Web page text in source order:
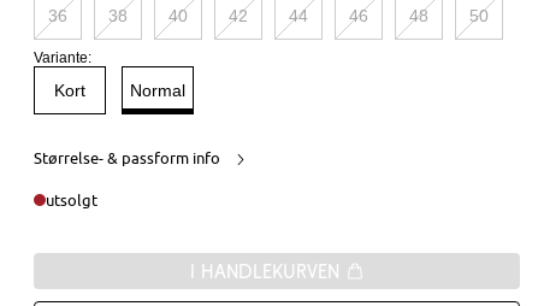
36 38 40 42 44 46 48 50
Variante:
Kort Normal
Størrelse- & passform info
utsolgt
I handlekurven